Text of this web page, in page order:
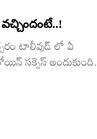
టాలీవుడ్ లో ఏ
సక్సెస్